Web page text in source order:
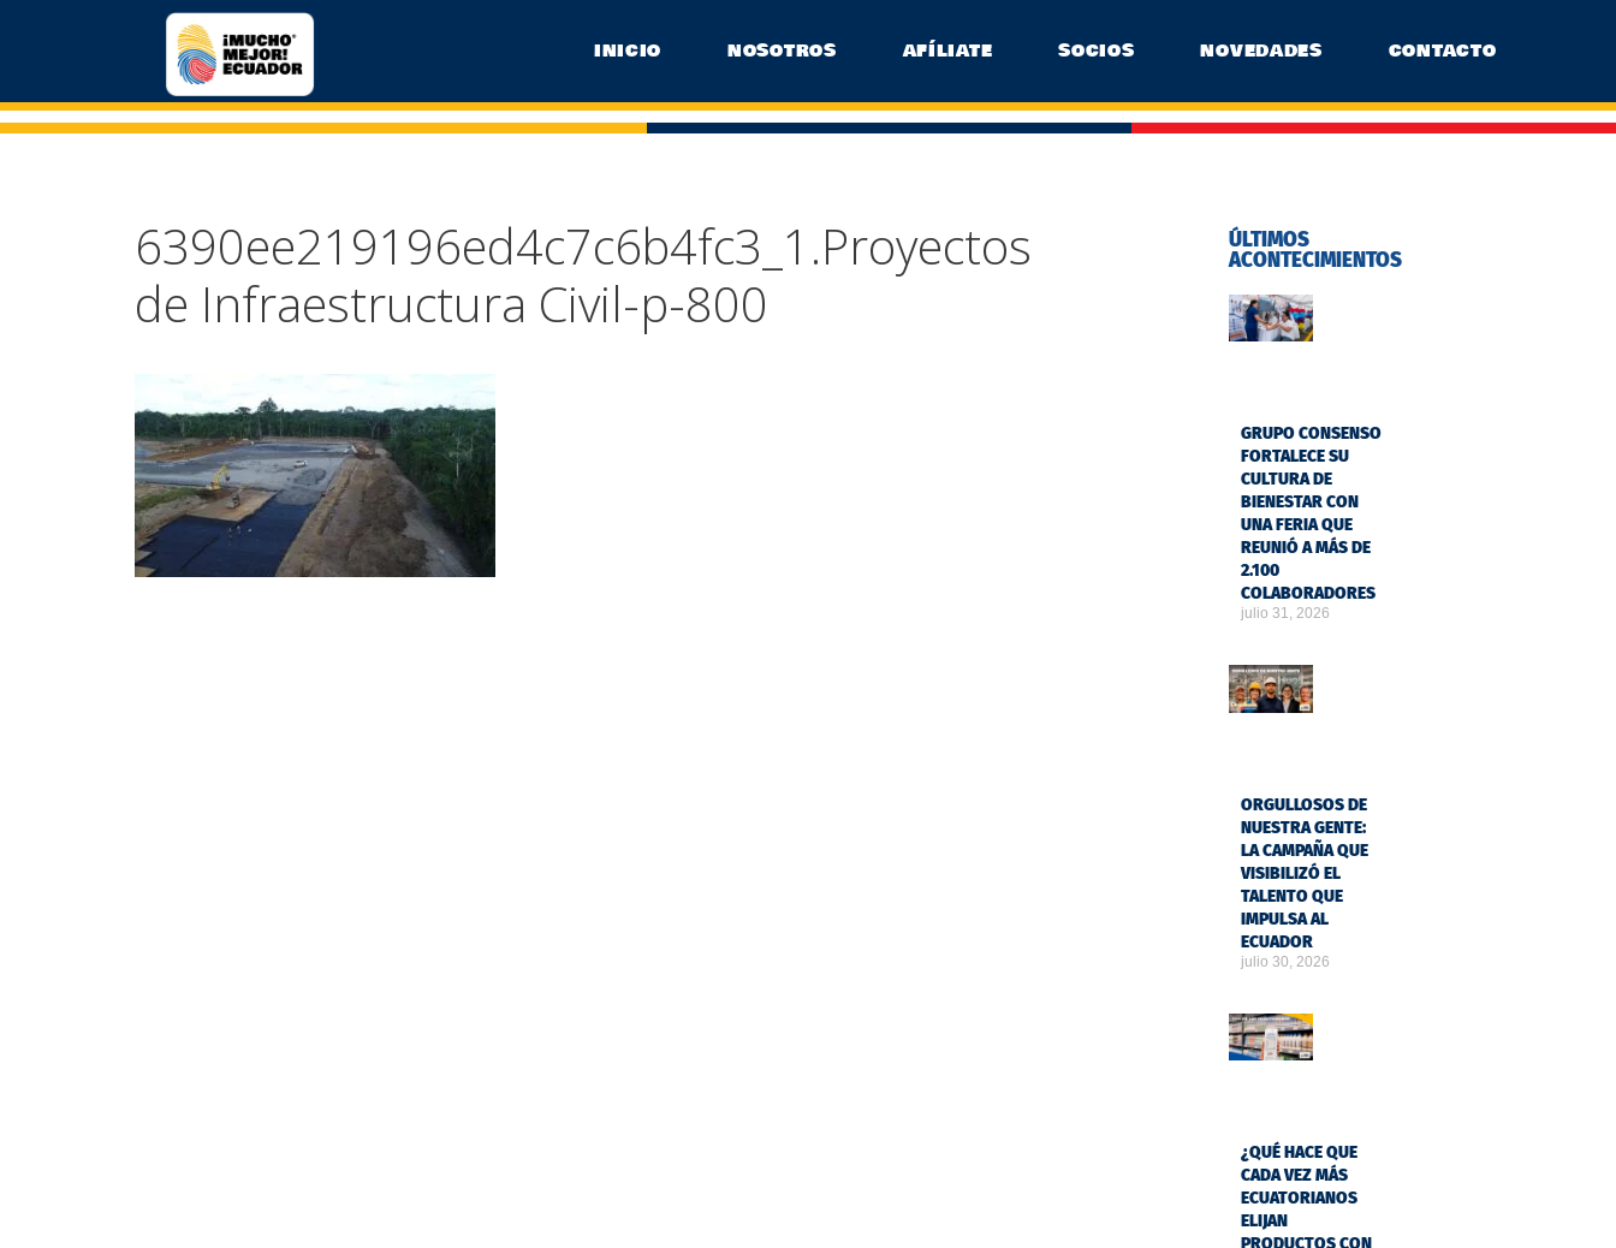
INICIO NOSOTROS AFÍLIATE SOCIOS NOVEDADES CONTACTO
6390ee219196ed4c7c6b4fc3_1.Proyectos
de Infraestructura Civil-p-800
ÚLTIMOS
ACONTECIMIENTOS
GRUPO CONSENSO
FORTALECE SU
CULTURA DE
BIENESTAR CON
UNA FERIA QUE
REUNIÓ A MÁS DE
2.100
COLABORADORES
julio 31, 2026
ORGULLOSOS DE
NUESTRA GENTE:
LA CAMPAÑA QUE
VISIBILIZÓ EL
TALENTO QUE
IMPULSA AL
ECUADOR
julio 30, 2026
¿QUÉ HACE QUE
CADA VEZ MÁS
ECUATORIANOS
ELIJAN